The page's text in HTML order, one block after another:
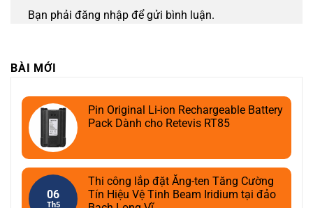
Bạn phải đăng nhập để gửi bình luận.
BÀI MỚI
Pin Original Li-ion Rechargeable Battery
Pack Dành cho Retevis RT85
06
Th5
Thi công lắp đặt Ăng-ten Tăng Cường
Tín Hiệu Vệ Tinh Beam Iridium tại đảo